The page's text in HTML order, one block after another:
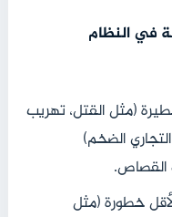
في النظام
(مثل القتل، تهريب
الضخم)
القصاص.
خطورة (مثل